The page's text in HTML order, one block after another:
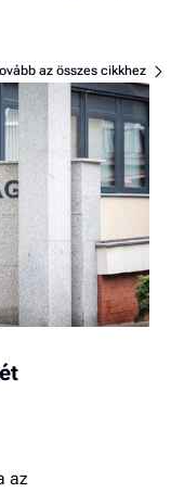
az összes cikkhez
az